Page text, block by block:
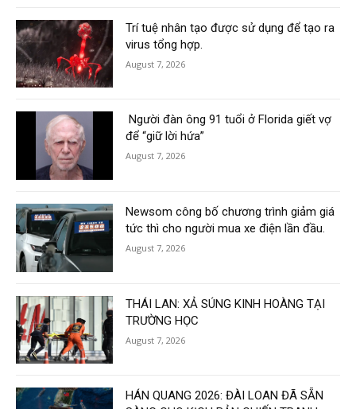
Trí tuệ nhân tạo được sử dụng để tạo ra
virus tổng hợp.
August 7, 2026
Người đàn ông 91 tuổi ở Florida giết vợ
để “giữ lời hứa”
August 7, 2026
Newsom công bố chương trình giảm giá
tức thì cho người mua xe điện lần đầu.
August 7, 2026
THÁI LAN: XẢ SÚNG KINH HOÀNG TẠI
TRƯỜNG HỌC
August 7, 2026
HÁN QUANG 2026: ĐÀI LOAN ĐÃ SẴN